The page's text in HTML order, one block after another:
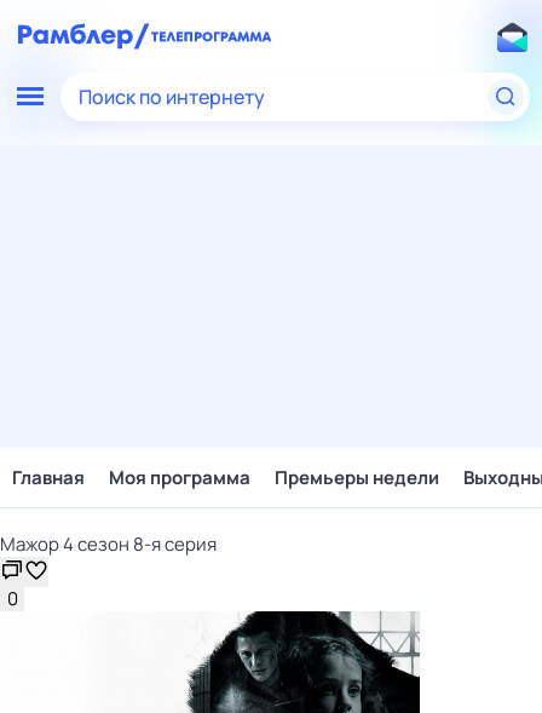
Поиск по интернету
Главная Моя программа Премьеры недели
Мажор 4 сезон 8-я серия
0